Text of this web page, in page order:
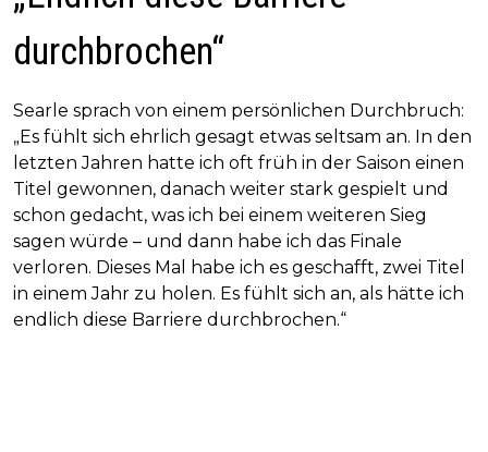
durchbrochen“
Searle sprach von einem persönlichen Durchbruch:
„Es fühlt sich ehrlich gesagt etwas seltsam an. In den
letzten Jahren hatte ich oft früh in der Saison einen
Titel gewonnen, danach weiter stark gespielt und
schon gedacht, was ich bei einem weiteren Sieg
sagen würde – und dann habe ich das Finale
verloren. Dieses Mal habe ich es geschafft, zwei Titel
in einem Jahr zu holen. Es fühlt sich an, als hätte ich
endlich diese Barriere durchbrochen.“